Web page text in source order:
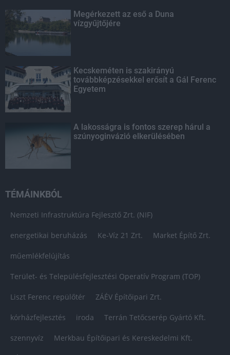
Megérkezett az eső a Duna
vízgyűjtőjére
Kecskeméten is szakirányú
továbbképzésekkel erősít a Gál Ferenc
Egyetem
A lakosságra is fontos szerep hárul a
szúnyoginvázió elkerülésében
TÉMÁINKBÓL
Nemzeti Infrastruktúra Fejlesztő Zrt. (NIF)
energetikai beruházás Ke-Víz 21 Zrt. Market Építő Zrt.
műemlékfelújítás
Terület- és Településfejlesztési Operatív Program (TOP)
Liszt Ferenc repülőtér ZÁÉV Építőipari Zrt.
kórházfejlesztés iroda Terrán Tetőcserép Gyártó Kft.
szennyvíz Merkbau Építőipari és Kereskedelmi Kft.